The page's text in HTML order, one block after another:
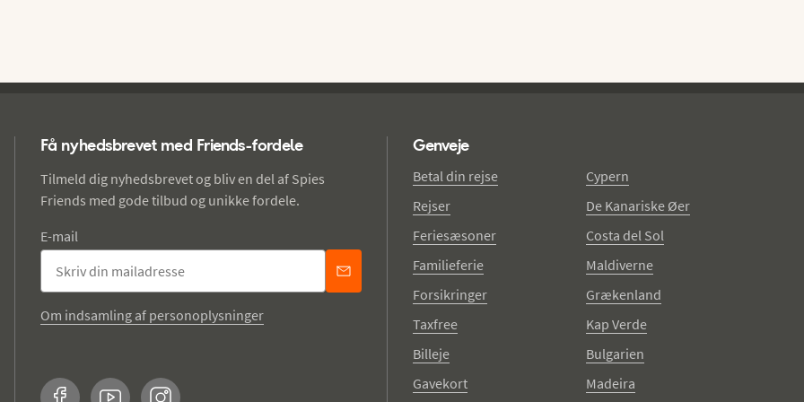
Få nyhedsbrevet med Friends-fordele
Tilmeld dig nyhedsbrevet og bliv en del af Spies
Friends med gode tilbud og unikke fordele.
E-mail
Om indsamling af personoplysninger
Genveje
Betal din rejse
Rejser
Feriesæsoner
Familieferie
Forsikringer
Taxfree
Billeje
Gavekort
Cypern
De Kanariske Øer
Costa del Sol
Maldiverne
Grækenland
Kap Verde
Bulgarien
Madeira